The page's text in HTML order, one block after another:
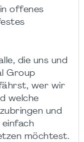
offenes
die uns und
Group
wer wir
welche
und
einfach
möchtest.